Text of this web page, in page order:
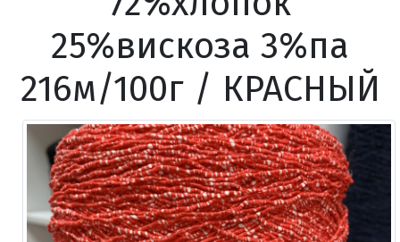
25%вискоза 3%па
216м/100г / КРАСНЫЙ